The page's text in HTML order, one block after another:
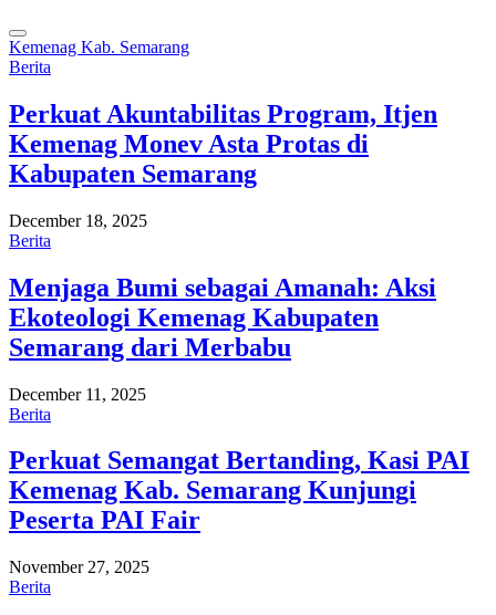
Kemenag Kab. Semarang
Berita
Perkuat Akuntabilitas Program, Itjen
Kemenag Monev Asta Protas di
Kabupaten Semarang
December 18, 2025
Berita
Menjaga Bumi sebagai Amanah: Aksi
Ekoteologi Kemenag Kabupaten
Semarang dari Merbabu
December 11, 2025
Berita
Perkuat Semangat Bertanding, Kasi PAI
Kemenag Kab. Semarang Kunjungi
Peserta PAI Fair
November 27, 2025
Berita